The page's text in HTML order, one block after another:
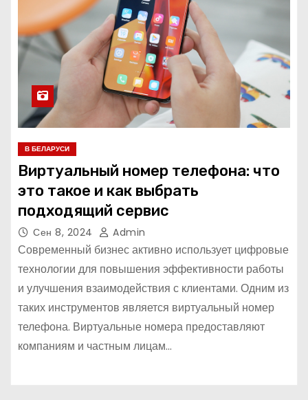
В БЕЛАРУСИ
Виртуальный номер телефона: что
это такое и как выбрать
подходящий сервис
Сен 8, 2024 Admin
Современный бизнес активно использует цифровые
технологии для повышения эффективности работы
и улучшения взаимодействия с клиентами. Одним из
таких инструментов является виртуальный номер
телефона. Виртуальные номера предоставляют
компаниям и частным лицам…